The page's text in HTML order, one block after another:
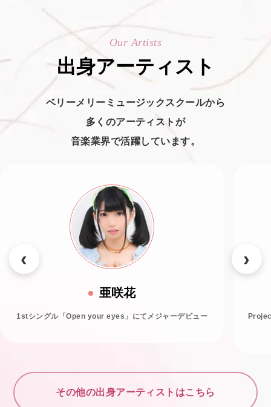
Our Artists
出身アーティスト
ベリーメリーミュージックスクールから
多くのアーティストが
音楽業界で活躍しています。
亜咲花
1stシングル「Open your eyes」にてメジャーデビュー
その他の出身アーティストはこちら